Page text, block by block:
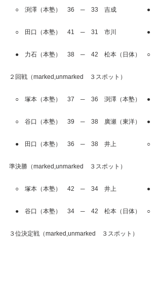
○　渕澤（本塾）　36　─　33　吉成　　　　　●
○　田口（本塾）　41　─　31　市川　　　　　●
●　力石（本塾）　38　─　42　松本（日体）　○
２回戦（marked,unmarked　３スポット）
○　塚本（本塾）　37　─　36　渕澤（本塾）　●
○　谷口（本塾）　39　─　38　廣瀬（東洋）　●
●　田口（本塾）　36　─　38　井上　　　　　○
準決勝（marked,unmarked　３スポット）
○　塚本（本塾）　42　─　34　井上　　　　　●
●　谷口（本塾）　34　─　42　松本（日体）　○
３位決定戦（marked,unmarked　３スポット）